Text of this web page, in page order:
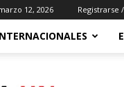
12, 2026 Registrarse